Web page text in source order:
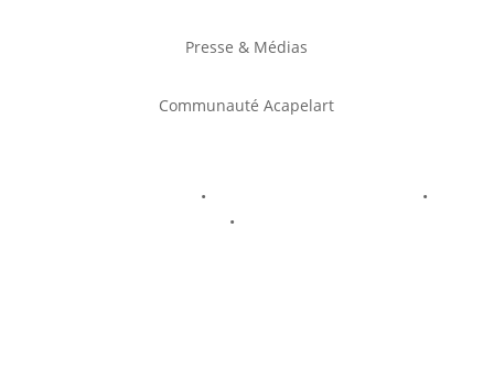
Presse & Médias
Communauté Acapelart
•
•
•